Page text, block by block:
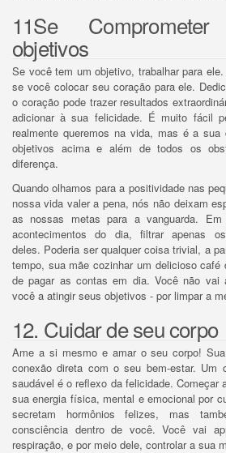
11Se
objetivos
Se você tem um objetivo, trabalhar para
se você colocar seu coração para ele.
o coração pode trazer resultados
adicionar à sua felicidade. É muito fácil
realmente queremos na vida, mas é a sua
objetivos acima e além de todos os
diferença.
Quando olhamos para a positividade nas
nossa vida valer a pena, nós não deixam
as nossas metas para a vanguarda.
acontecimentos do dia, filtrar apenas
deles. Poderia ser qualquer coisa trivial, a
tempo, sua mãe cozinhar um delicioso café
de pagar as contas em dia. Você não vai
você a atingir seus objetivos - por limpar a
12. Cuidar de seu corpo
Ame a si mesmo e amar o seu corpo!
conexão direta com o seu bem-estar. Um
saudável é o reflexo da felicidade. Começar
sua energia física, mental e emocional por
secretam hormônios felizes, mas
consciência dentro de você.Você vai
respiração, e por meio dele, controlar a sua